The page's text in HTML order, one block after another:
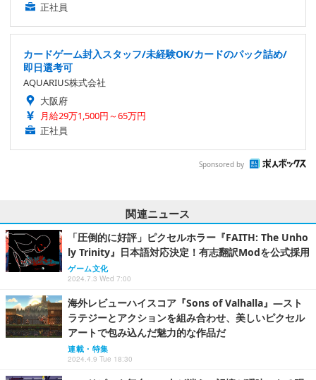
正社員
カードゲーム封入スタッフ/未経験OK/カードのパック詰め/
即日選考可
AQUARIUS株式会社
大阪府
月給29万1,500円～65万円
正社員
Sponsored by
関連ニュース
「圧倒的に好評」ピクセルホラー『FAITH: The Unho
ly Trinity』日本語対応決定！有志翻訳Modを公式採用
ゲーム文化
2024.7.3 Wed 7:00
海外レビューハイスコア『Sons of Valhalla』―スト
ラテジーとアクションを組み合わせ、美しいピクセル
アートで包み込んだ魅力的な作品だ
連載・特集
2024.4.9 Tue 18:30